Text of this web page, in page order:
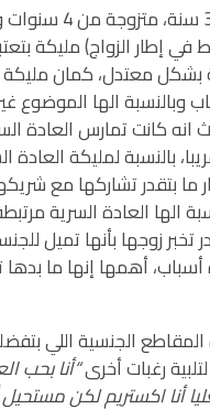
مليكة صبية عمرها
إطار الزواج) مليكة
بشكل معتدل، كمان مليكة
وبالنسبة الها الموضوع
انه كانت تمارس العادة
بالنسبة لمليكة العادة
ما بتقدر تشاركها مع
الها العادة السرية
تخبر زوجها بأنها تميل
أهمها إنها ما
الجنسية اللي
رغبات أخرى“أنا بحب
أنا اكستريم لكن